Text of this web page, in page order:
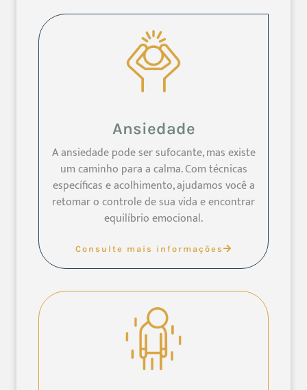
Ansiedade
A ansiedade pode ser sufocante, mas existe
um caminho para a calma. Com técnicas
específicas e acolhimento, ajudamos você a
retomar o controle de sua vida e encontrar
equilíbrio emocional.
Consulte mais informações